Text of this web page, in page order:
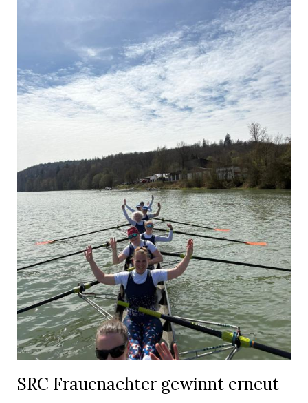
SRC Frauenachter gewinnt erneut